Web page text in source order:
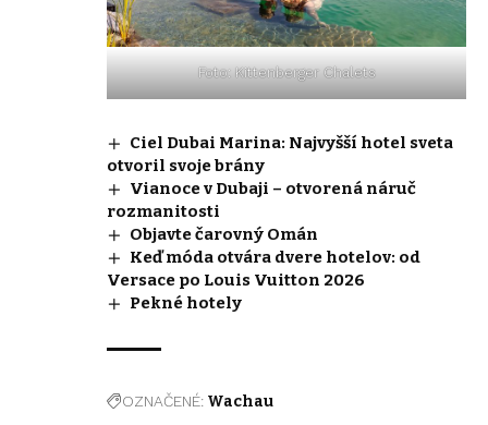
Foto: Kittenberger Chalets
Ciel Dubai Marina: Najvyšší hotel sveta
otvoril svoje brány
Vianoce v Dubaji – otvorená náruč
rozmanitosti
Objavte čarovný Omán
Keď móda otvára dvere hotelov: od
Versace po Louis Vuitton 2026
Pekné hotely
OZNAČENÉ: Wachau